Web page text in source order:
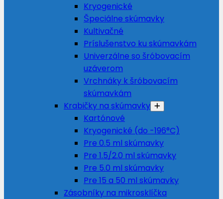
Kryogenické
Špeciálne skúmavky
Kultivačné
Príslušenstvo ku skúmavkám
Univerzálne so šróbovacím
uzáverom
Vrchnáky k šróbovacím
skúmavkám
Krabičky na skúmavky
Kartónové
Kryogenické (do -196°C)
Pre 0.5 ml skúmavky
Pre 1.5/2.0 ml skúmavky
Pre 5.0 ml skúmavky
Pre 15 a 50 ml skúmavky
Zásobníky na mikrosklíčka